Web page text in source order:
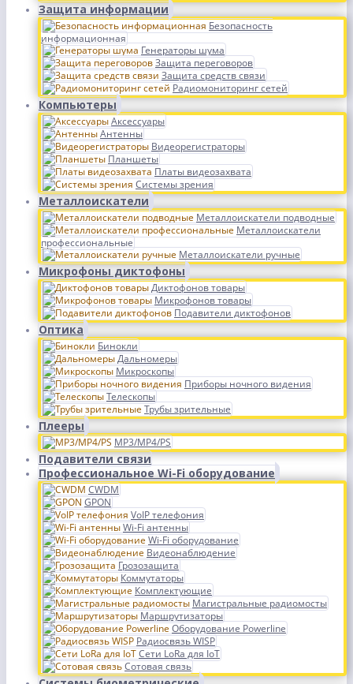
Защита информации
Безопасность
информационная
Генераторы шума
Защита переговоров
Защита средств связи
Радиомониторинг сетей
Компьютеры
Аксессуары
Антенны
Видеорегистраторы
Планшеты
Платы видеозахвата
Системы зрения
Металлоискатели
Металлоискатели подводные
Металлоискатели
профессиональные
Металлоискатели ручные
Микрофоны диктофоны
Диктофонов товары
Микрофонов товары
Подавители диктофонов
Оптика
Бинокли
Дальномеры
Микроскопы
Приборы ночного видения
Телескопы
Трубы зрительные
Плееры
MP3/MP4/PS
Подавители связи
Профессиональное Wi-Fi оборудование
CWDM
GPON
VoIP телефония
Wi-Fi антенны
Wi-Fi оборудование
Видеонаблюдение
Грозозащита
Коммутаторы
Комплектующие
Магистральные радиомосты
Маршрутизаторы
Оборудование Powerline
Радиосвязь WISP
Сети LoRa для IoT
Сотовая связь